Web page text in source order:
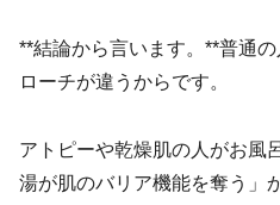
**結論から言います。**普通
ローチが違うからです。
アトピーや乾燥肌の人がお風
湯が肌のバリア機能を奪う」